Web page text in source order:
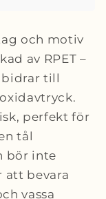
och motiv
av RPET –
till
perfekt för
tål
bör inte
att bevara
vassa